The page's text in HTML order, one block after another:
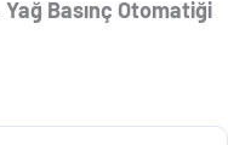
Basınç Otomatiği